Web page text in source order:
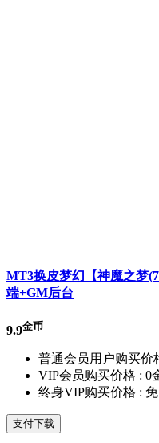
MT3换皮梦幻【神魔之梦
端+GM后台
9.9金币
普通会员用户购买价
VIP会员购买价格 : 0
终身VIP购买价格 :
支付下载